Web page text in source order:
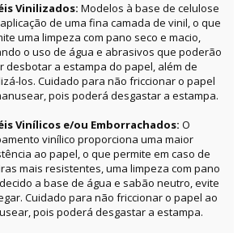
Vinilizados: Modelos à base de celulose
de uma fina camada de vinil, o que
uma limpeza com pano seco e macio,
o uso de água e abrasivos que poderão
desbotar a estampa do papel, além de
los. Cuidado para não friccionar o papel
pois poderá desgastar a estampa.
Vinílicos e/ou Emborrachados: O
vinílico proporciona uma maior
ao papel, o que permite em caso de
mais resistentes, uma limpeza com pano
a base de água e sabão neutro, evite
Cuidado para não friccionar o papel ao
pois poderá desgastar a estampa.